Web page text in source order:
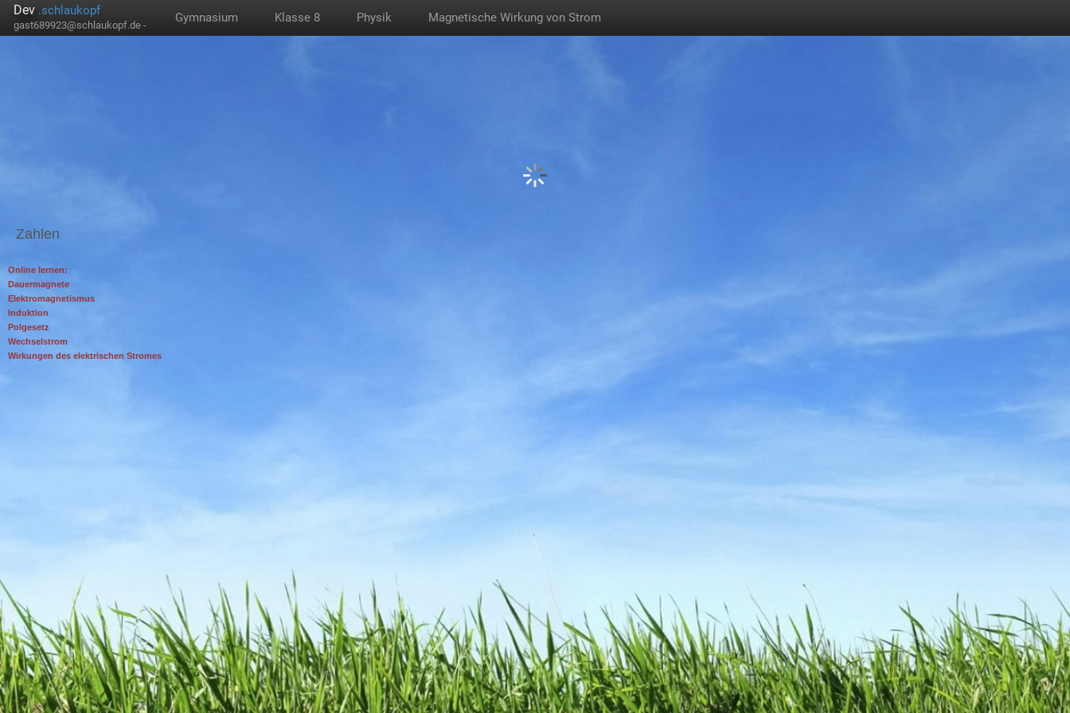
Dev .schlaukopf
gast689923@schlaukopf.de -
Gymnasium Klasse 8 Physik Magnetische Wirkung von Strom
Zahlen
Online lernen:
Dauermagnete
Elektromagnetismus
Induktion
Polgesetz
Wechselstrom
Wirkungen des elektrischen Stromes